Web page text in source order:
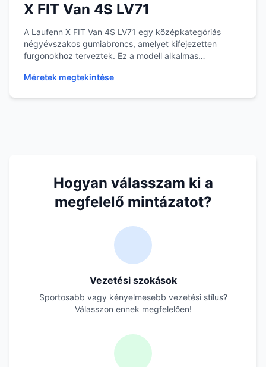
X FIT Van 4S LV71
A Laufenn X FIT Van 4S LV71 egy középkategóriás
négyévszakos gumiabroncs, amelyet kifejezetten
furgonokhoz terveztek. Ez a modell alkalmas
Méretek megtekintése
Hogyan válasszam ki a
megfelelő mintázatot?
Vezetési szokások
Sportosabb vagy kényelmesebb vezetési stílus?
Válasszon ennek megfelelően!